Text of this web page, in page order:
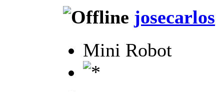
josecarlos
Mini Robot